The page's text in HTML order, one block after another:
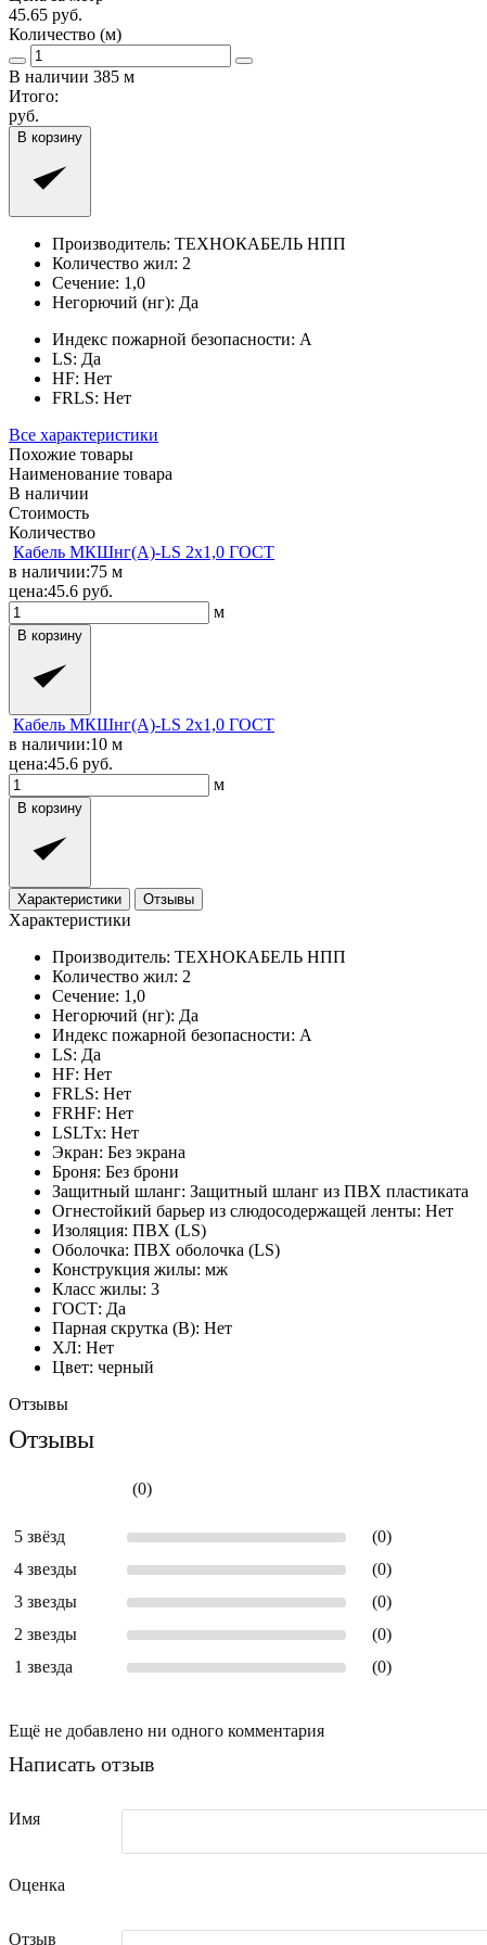
45.65 руб.
Количество (м)
В наличии 385 м
Итого:
руб.
В корзину
Производитель: ТЕХНОКАБЕЛЬ НПП
Количество жил: 2
Сечение: 1,0
Негорючий (нг): Да
Индекс пожарной безопасности: A
LS: Да
HF: Нет
FRLS: Нет
Все характеристики
Похожие товары
Наименование товара
В наличии
Стоимость
Количество
Кабель МКШнг(A)-LS 2x1,0 ГОСТ
в наличии:75 м
цена:45.6 руб.
м
В корзину
Кабель МКШнг(A)-LS 2x1,0 ГОСТ
в наличии:10 м
цена:45.6 руб.
м
В корзину
Характеристики Отзывы
Характеристики
Производитель: ТЕХНОКАБЕЛЬ НПП
Количество жил: 2
Сечение: 1,0
Негорючий (нг): Да
Индекс пожарной безопасности: A
LS: Да
HF: Нет
FRLS: Нет
FRHF: Нет
LSLTx: Нет
Экран: Без экрана
Броня: Без брони
Защитный шланг: Защитный шланг из ПВХ пластиката
Огнестойкий барьер из слюдосодержащей ленты: Нет
Изоляция: ПВХ (LS)
Оболочка: ПВХ оболочка (LS)
Конструкция жилы: мж
Класс жилы: 3
ГОСТ: Да
Парная скрутка (В): Нет
ХЛ: Нет
Цвет: черный
Отзывы
Отзывы
(0)
5 звёзд
(0)
4 звезды
(0)
3 звезды
(0)
2 звезды
(0)
1 звезда
(0)
Ещё не добавлено ни одного комментария
Написать отзыв
Имя
Оценка
Отзыв